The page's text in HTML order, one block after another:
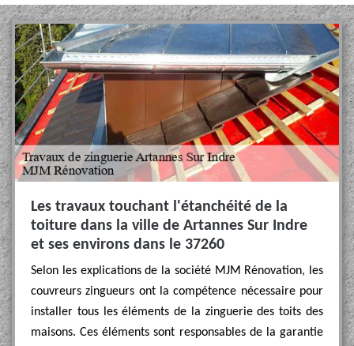
Les travaux touchant l'étanchéité de la
toiture dans la ville de Artannes Sur Indre
et ses environs dans le 37260
Selon les explications de la société MJM Rénovation, les
couvreurs zingueurs ont la compétence nécessaire pour
installer tous les éléments de la zinguerie des toits des
maisons. Ces éléments sont responsables de la garantie